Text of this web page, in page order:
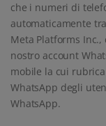
che i numeri di
automaticamente
Meta Platforms
nostro account
mobile la cui
WhatsApp degli
WhatsApp.